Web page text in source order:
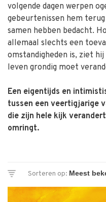
volgende dagen werpen
gebeurtenissen hem
samen hebben bedacht.
allemaal slechts een
omstandigheden is, ziet
leven grondig moet
Een eigentijds en
tussen een veertigjarige
die zijn hele kijk
omringt.
Sorteren op: